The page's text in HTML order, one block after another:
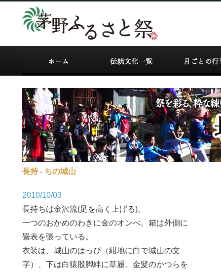
長持 - ちの城山
2010/10/03
長持ちは金沢流(足を高く上げる)。
一つのおかめのわきに金のオンべ。箱は外側に
畳表を張っている。
衣装は、城山のはっぴ（紺地に白で城山の文
字）、下は白猿股脚絆に草履。金髪のかつらを